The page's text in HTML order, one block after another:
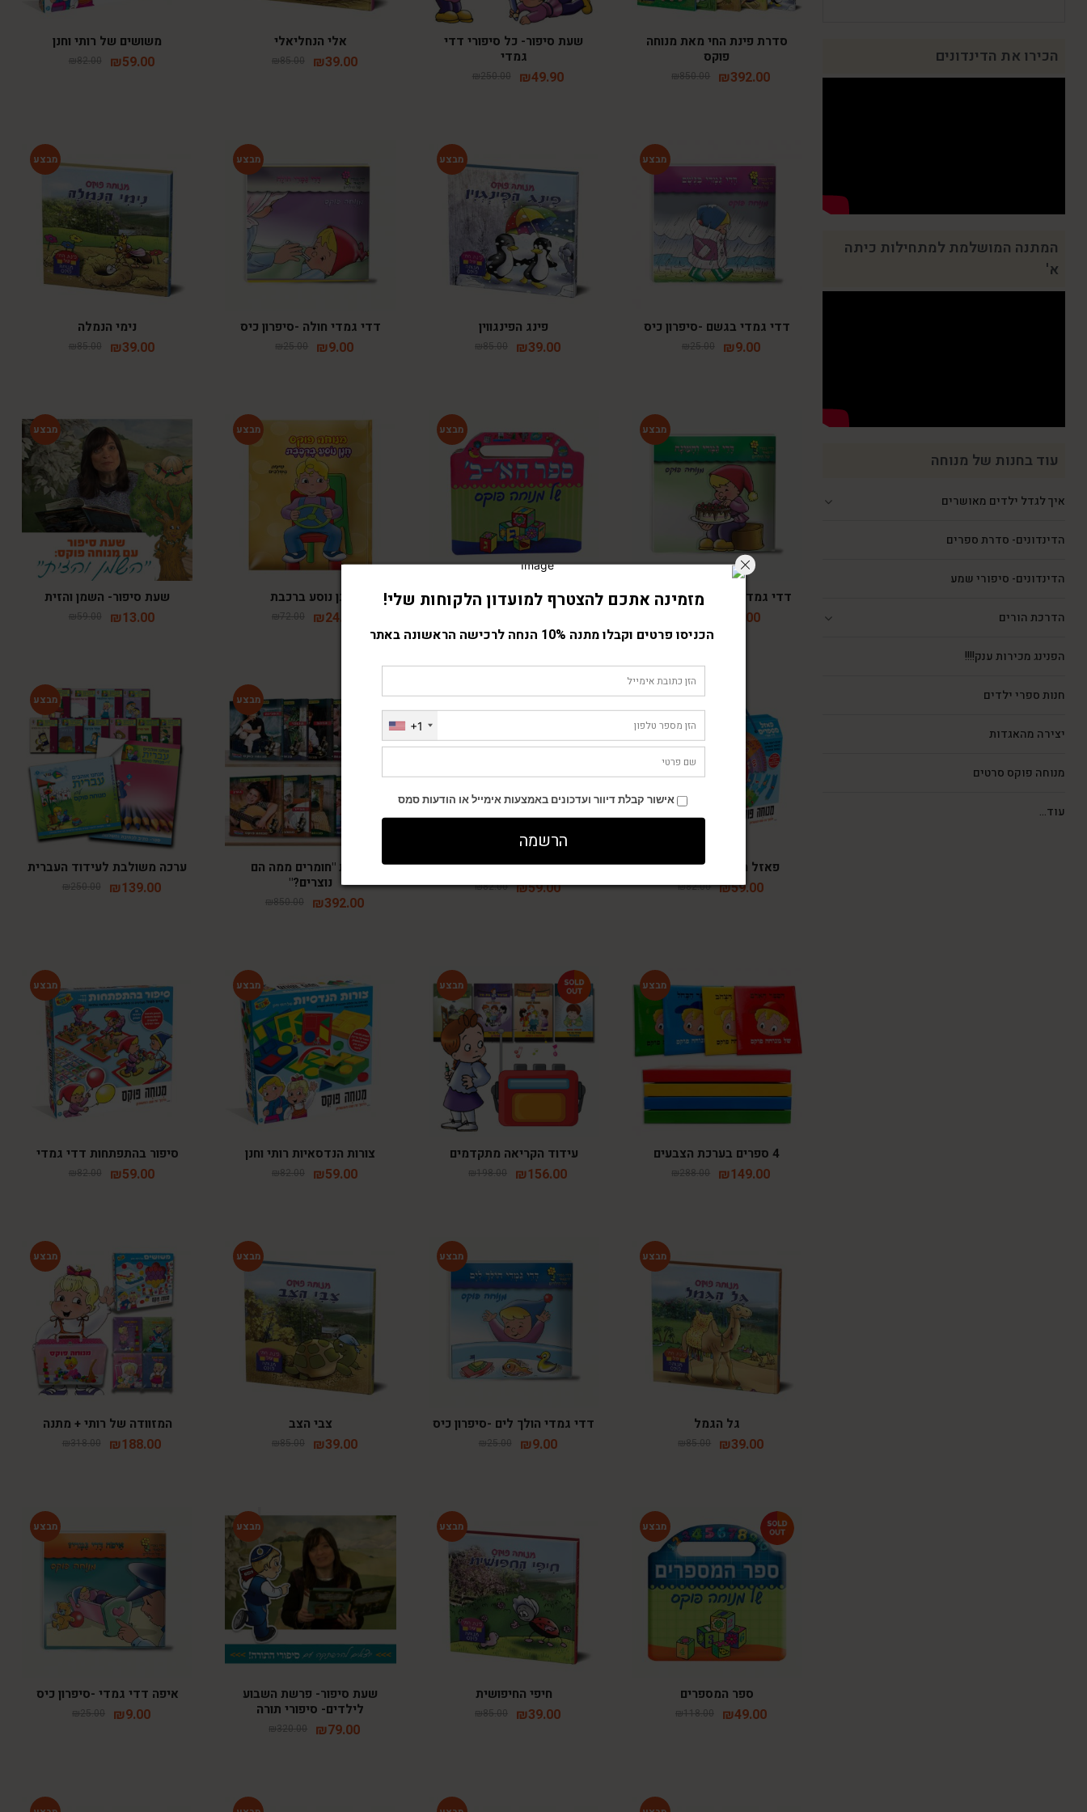
הכירו את הדינדונים
המתנה המושלמת למתחילות כיתה
א'
עוד בחנות של מנוחה
איך לגדל ילדים מאושרים
הדינדונים- סדרת ספרים
הדינדונים- סיפורי שמע
הדרכת הורים
הפנינג מכירות ענק!!!!
חנות ספרי ילדים
יצירה מהאגדות
מנוחה פוקס סרטים
עוד...
סדרת פינת החי מאת מנוחה
פוקס
₪850.00 ₪392.00
שעת סיפור- כל סיפורי דדי
גמדי
₪250.00 ₪49.90
אלי הנחליאלי
₪85.00 ₪39.00
משושים של רותי וחנן
₪82.00 ₪59.00
דדי גמדי בגשם -סיפרון כיס
₪25.00 ₪9.00
פינג הפינגווין
₪85.00 ₪39.00
-64%
דדי גמדי חולה -סיפרון כיס
₪25.00 ₪9.00
נימי הנמלה
₪85.00 ₪39.00
-64%
דדי גמדי והעוגה -סיפרון כיס
9.00
ספר האותיות חנן נוסע ברכבת
₪72.00 ₪24.00
-78%
שעת סיפור- השמן והזית
₪59.00 ₪13.00
-28%
פאזל מספרים דדי גמדי
₪82.00 ₪59.00
משחק הצבעים יודי חמודי
₪82.00 ₪59.00
-54%
סדרת "חומרים ממה הם
נוצרים?"
₪850.00 ₪392.00
-44%
ערכה משולבת לעידוד העברית
₪250.00 ₪139.00
4 ספרים בערכת הצבעים
₪288.00 ₪149.00
-21%
עידוד הקריאה מתקדמים
₪198.00 ₪156.00
צורות הנדסאיות רותי וחנן
₪82.00 ₪59.00
-28%
סיפור בהתפתחות דדי גמדי
₪82.00 ₪59.00
גל הגמל
₪85.00 ₪39.00
דדי גמדי הולך לים -סיפרון כיס
₪25.00 ₪9.00
צבי הצב
₪85.00 ₪39.00
-41%
המזוודה של רותי + מתנה
₪318.00 ₪188.00
ספר המספרים
₪118.00 ₪49.00
-54%
חיפי החיפושית
₪85.00 ₪39.00
-75%
שעת סיפור- פרשת השבוע
לילדים- סיפורי תורה
₪320.00 ₪79.00
-64%
איפה דדי גמדי -סיפרון כיס
₪25.00 ₪9.00
מזמינה אתכם להצטרף למועדון הלקוחות שלי!
הכניסו פרטים וקבלו מתנה 10% הנחה לרכישה הראשונה באתר
+1
אישור קבלת דיוור ועדכונים באמצעות אימייל או הודעות סמס
הרשמה